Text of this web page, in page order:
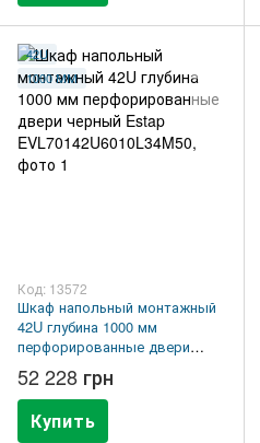
42U
1000 ММ
Код: 13572
Шкаф напольный монтажный
42U глубина 1000 мм
перфорированные двери
черный Estap
EVL70142U6010L34M50
52 228 грн
Купить